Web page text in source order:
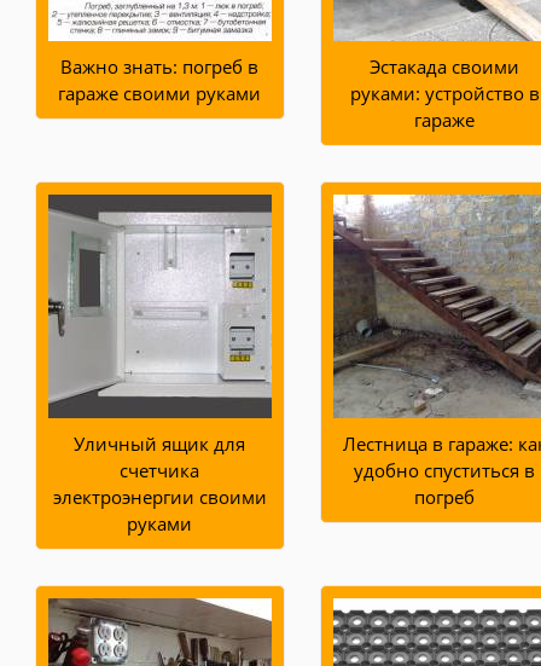
Важно знать: погреб в
гараже своими руками
Эстакада своими
руками: устройство в
гараже
Уличный ящик для
счетчика
электроэнергии своими
руками
Лестница в гараже:
удобно спуститься в
погреб